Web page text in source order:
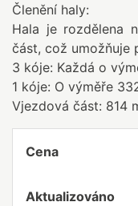
Členění haly:
Hala je rozdělena
část, což umožňuje
3 kóje: Každá o
1 kóje: O výměře
Vjezdová část: 814
Cena
Aktualizováno